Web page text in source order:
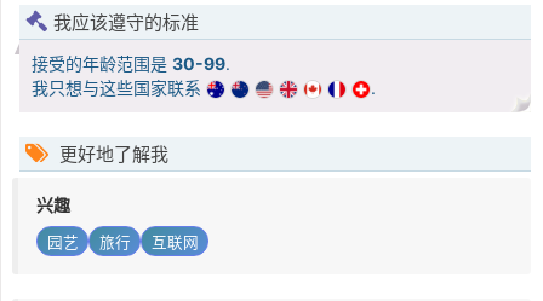
我应该遵守的标准
接受的年龄范围是 30-99.
我只想与这些国家联系
.
更好地了解我
兴趣
园艺 旅行 互联网